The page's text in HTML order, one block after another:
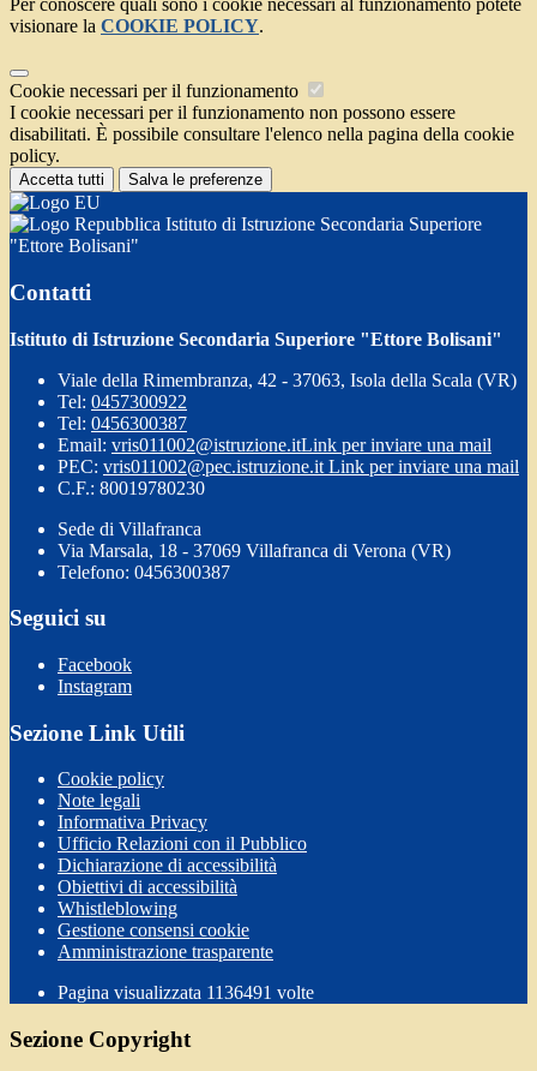
Per conoscere quali sono i cookie necessari al funzionamento potete
visionare la COOKIE POLICY.
Cookie necessari per il funzionamento
I cookie necessari per il funzionamento non possono essere
disabilitati. È possibile consultare l'elenco nella pagina della cookie
policy.
Accetta tutti Salva le preferenze
Istituto di Istruzione Secondaria Superiore
"Ettore Bolisani"
Contatti
Istituto di Istruzione Secondaria Superiore "Ettore Bolisani"
Viale della Rimembranza, 42 - 37063, Isola della Scala (VR)
Tel: 0457300922
Tel: 0456300387
Email: vris011002@istruzione.itLink per inviare una mail
PEC: vris011002@pec.istruzione.it Link per inviare una mail
C.F.: 80019780230
Sede di Villafranca
Via Marsala, 18 - 37069 Villafranca di Verona (VR)
Telefono: 0456300387
Seguici su
Facebook
Instagram
Sezione Link Utili
Cookie policy
Note legali
Informativa Privacy
Ufficio Relazioni con il Pubblico
Dichiarazione di accessibilità
Obiettivi di accessibilità
Whistleblowing
Gestione consensi cookie
Amministrazione trasparente
Pagina visualizzata 1136491 volte
Sezione Copyright